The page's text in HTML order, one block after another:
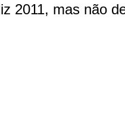
2011, mas não